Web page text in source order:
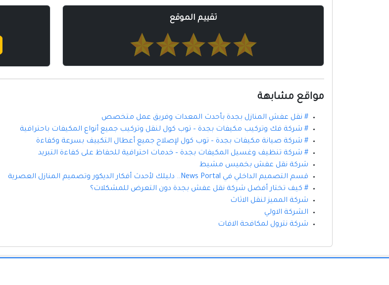
تقييم الموقع
مواقع مشابهة
# نقل عفش المنازل بجدة بأحدث المعدات وفريق عمل متخصص
# شركة فك وتركيب مكيفات بجدة – توب كول لنقل وتركيب جميع أنواع المكيفات باحترافية
# شركة صيانة مكيفات بجدة – توب كول لإصلاح جميع أعطال التكييف بسرعة وكفاءة
# شركة تنظيف وغسيل المكيفات بجدة – خدمات احترافية للحفاظ على كفاءة التبريد
شركة نقل عفش بخميس مشيط
قسم التصميم الداخلي في News Portal.. دليلك لأحدث أفكار الديكور وتصميم المنازل العصرية
# كيف تختار أفضل شركة نقل عفش بجدة دون التعرض للمشكلات؟
شركة المميز لنقل الاثاث
الشركة الاولي
شركة نترول لمكافحة الافات